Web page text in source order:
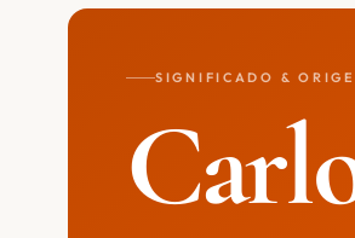
SIGNIFICADO &